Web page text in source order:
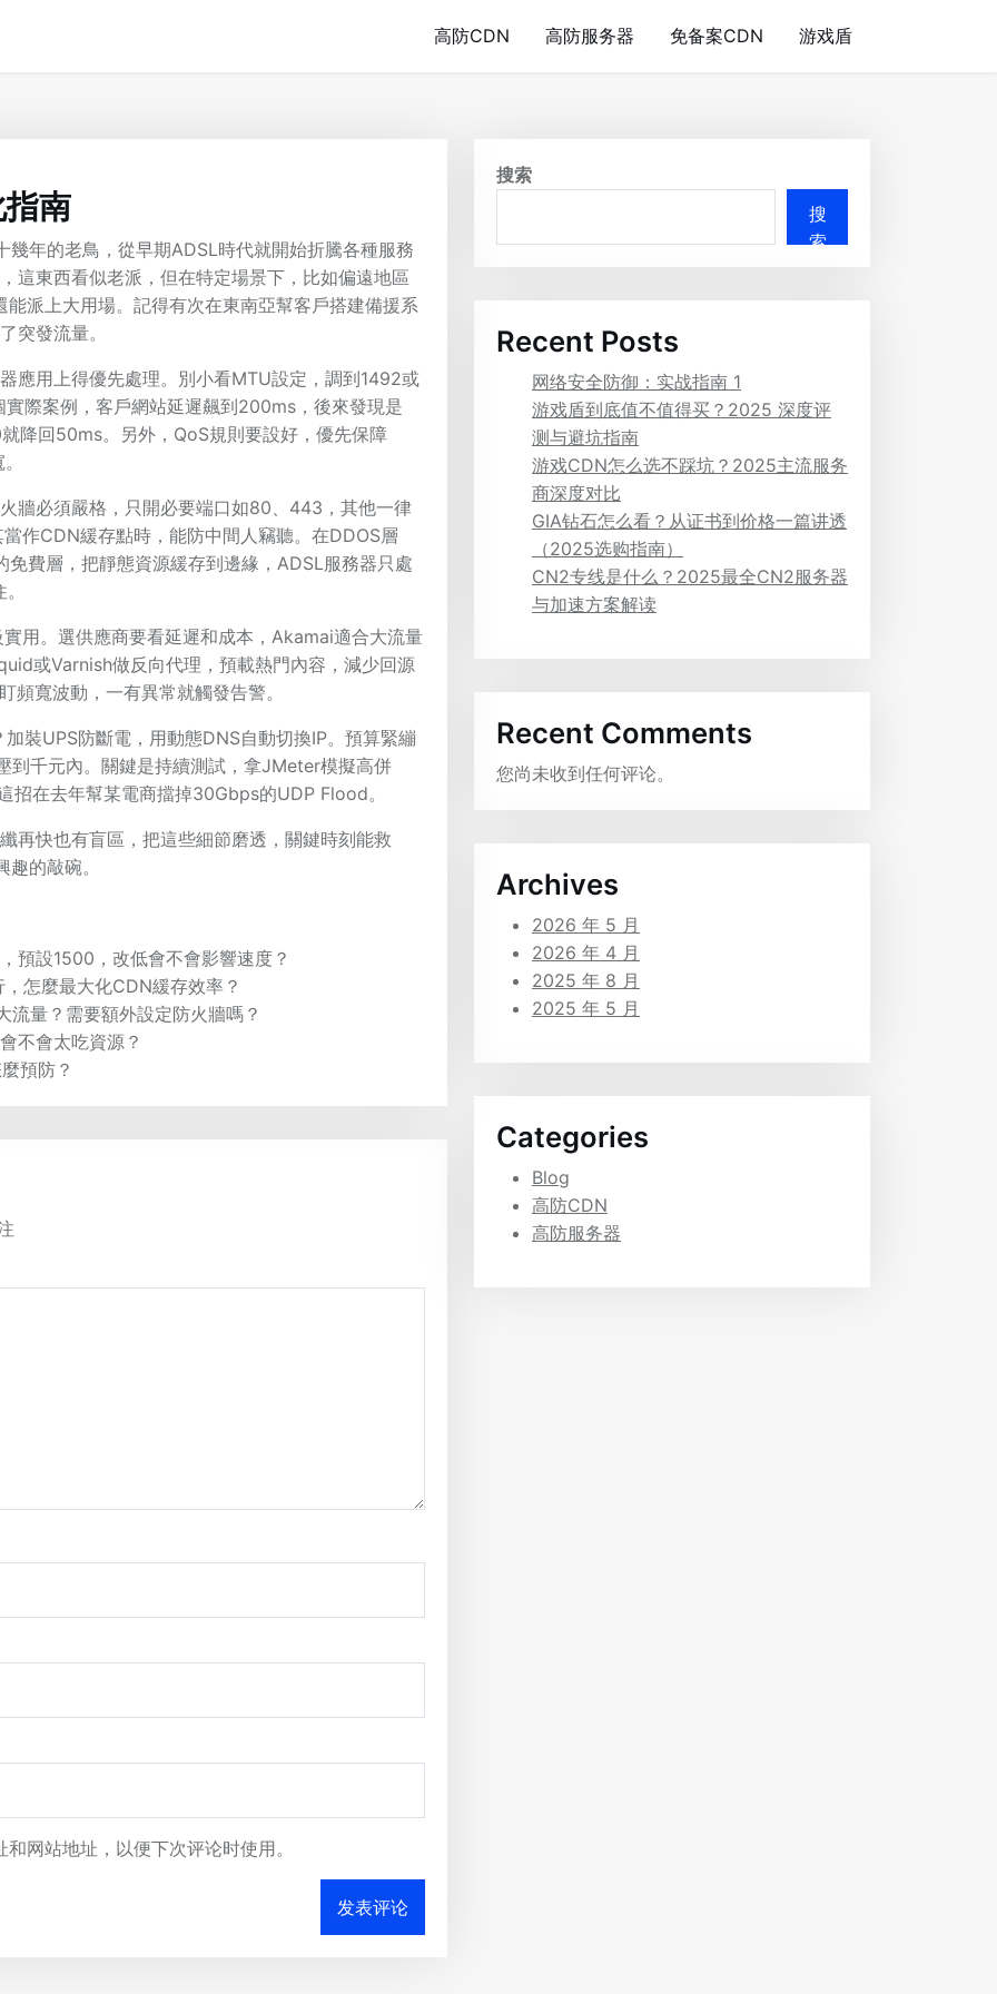
高防CDN 高防服务器 免备案CDN 游戏盾
南
年的老鳥，從早期ADSL時代就開始折騰各種服務
這東西看似老派，但在特定場景下，比如偏遠地區
派上大用場。記得有次在東南亞幫客戶搭建備援系
突發流量。
應用上得優先處理。別小看MTU設定，調到1492或
際案例，客戶網站延遲飆到200ms，後來發現是
降回50ms。另外，QoS規則要設好，優先保障
牆必須嚴格，只開必要端口如80、443，其他一律
作CDN緩存點時，能防中間人竊聽。在DDOS層
費層，把靜態資源緩存到邊緣，ADSL服務器只處
用。選供應商要看延遲和成本，Akamai適合大流量
或Varnish做反向代理，預載熱門內容，減少回源
寬波動，一有異常就觸發告警。
裝UPS防斷電，用動態DNS自動切換IP。預算緊繃
到千元內。關鍵是持續測試，拿JMeter模擬高併
在去年幫某電商擋掉30Gbps的UDP Flood。
再快也有盲區，把這些細節磨透，關鍵時刻能救
的敲碗。
預設1500，改低會不會影響速度？
怎麼最大化CDN緩存效率？
量？需要額外設定防火牆嗎？
不會太吃資源？
預防？
网站地址，以便下次评论时使用。
搜索
搜
索
Recent Posts
网络安全防御：实战指南 1
游戏盾到底值不值得买？2025 深度评
测与避坑指南
游戏CDN怎么选不踩坑？2025主流服务
商深度对比
GIA钻石怎么看？从证书到价格一篇讲透
（2025选购指南）
CN2专线是什么？2025最全CN2服务器
与加速方案解读
Recent Comments
您尚未收到任何评论。
Archives
2026 年 5 月
2026 年 4 月
2025 年 8 月
2025 年 5 月
Categories
Blog
高防CDN
高防服务器